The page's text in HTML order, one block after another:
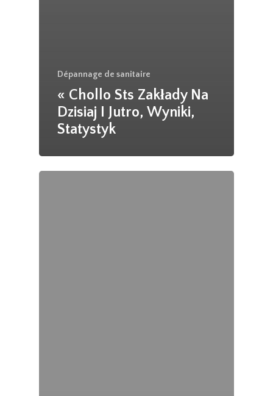
Dépannage de sanitaire
« Chollo Sts Zakłady Na
Dzisiaj I Jutro, Wyniki,
Statystyk